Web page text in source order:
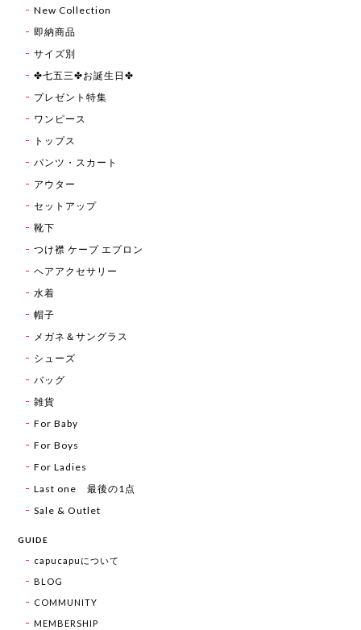
New Collection
即納商品
サイズ別
✤七五三✤お誕生日✤
プレゼント特集
ワンピース
トップス
パンツ・スカート
アウター
セットアップ
靴下
つけ襟 ケープ エプロン
ヘアアクセサリー
水着
帽子
メガネ＆サングラス
シューズ
バッグ
雑貨
For Baby
For Boys
For Ladies
Last one 最後の1点
Sale & Outlet
GUIDE
capucapuについて
BLOG
COMMUNITY
MEMBERSHIP